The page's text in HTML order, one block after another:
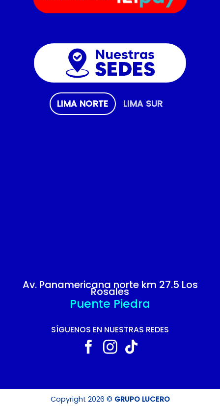
LIMA NORTE LIMA SUR
Av. Panamericana norte km 27.5 Los
Rosales
Puente Piedra
SÍGUENOS EN NUESTRAS REDES
Copyright 2026 © GRUPO LUCERO